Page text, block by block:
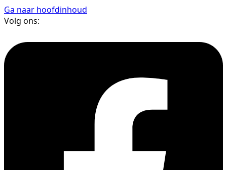
Ga naar hoofdinhoud
Volg ons: